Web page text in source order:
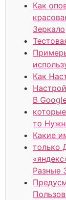
Как
Зеркало
Как
В
то
Какие
только
Разные